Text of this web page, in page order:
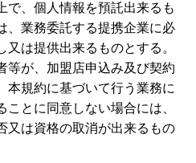
で、個人情報を預託出来るも
、業務委託する提携企業に必
は提供出来るものとする。
等が、加盟店申込み及び契約
本規約に基づいて行う業務に
とに同意しない場合には、
又は資格の取消が出来るもの